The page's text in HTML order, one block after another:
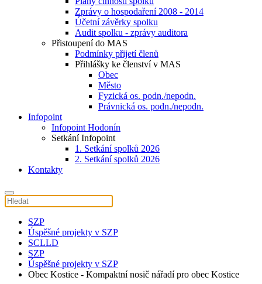
Zprávy o hospodaření 2008 - 2014
Účetní závěrky spolku
Audit spolku - zprávy auditora
Přistoupení do MAS
Podmínky přijetí členů
Přihlášky ke členství v MAS
Obec
Město
Fyzická os. podn./nepodn.
Právnická os. podn./nepodn.
Infopoint
Infopoint Hodonín
Setkání Infopoint
1. Setkání spolků 2026
2. Setkání spolků 2026
Kontakty
SZP
Úspěšné projekty v SZP
SCLLD
SZP
Úspěšné projekty v SZP
Obec Kostice - Kompaktní nosič nářadí pro obec Kostice